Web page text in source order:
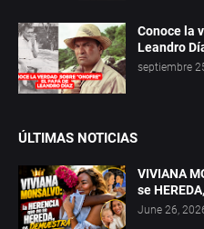
Conoce la
Leandro
septiembre
ÚLTIMAS NOTICIAS
VIVIANA
se
June 26,